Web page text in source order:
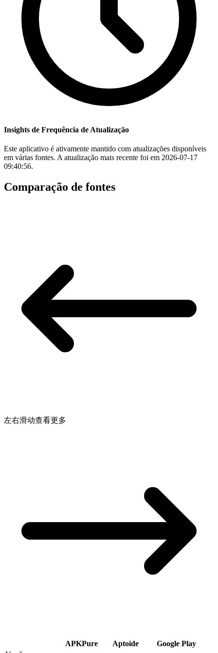
Insights de Frequência de Atualização
Este aplicativo é ativamente mantido com atualizações disponíveis
em várias fontes. A atualização mais recente foi em 2026-07-17
09:40:56.
Comparação de fontes
左右滑动查看更多
APKPure Aptoide
Google Play